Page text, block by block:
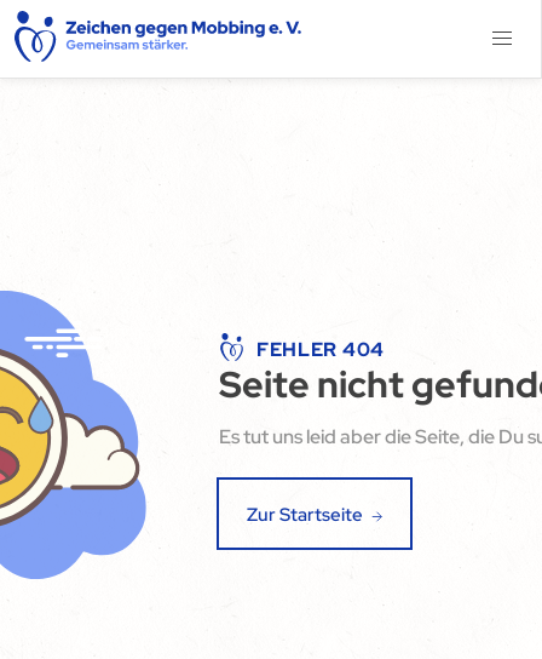
FEHLER 404
Seite nicht
Es tut uns leid aber die Seite, die Du
Zur Startseite